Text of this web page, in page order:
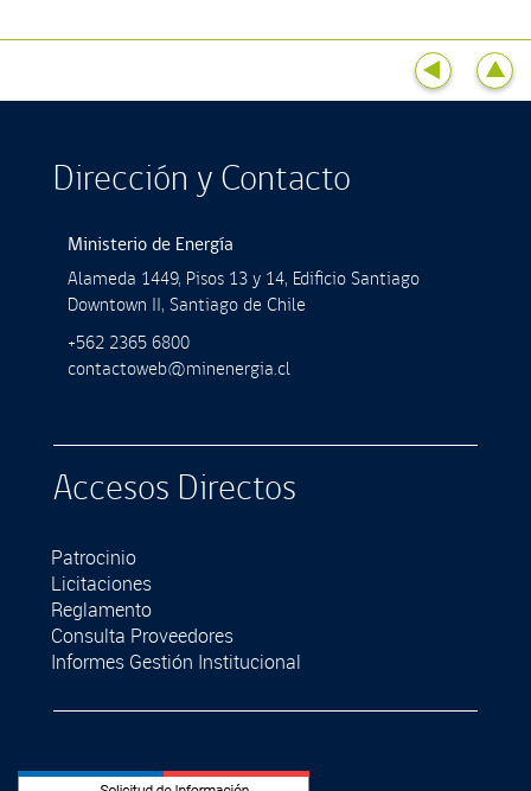
Dirección y Contacto
Ministerio de Energía
Alameda 1449, Pisos 13 y 14, Ediﬁcio Santiago
Downtown II, Santiago de Chile
+562 2365 6800
contactoweb@minenergia.cl
Accesos Directos
Patrocinio
Licitaciones
Reglamento
Consulta Proveedores
Informes Gestión Institucional